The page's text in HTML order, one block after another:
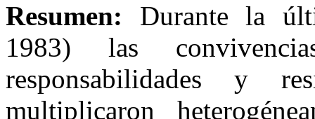
Resumen: Durante la
1983) las
responsabilidades y
multiplicaron